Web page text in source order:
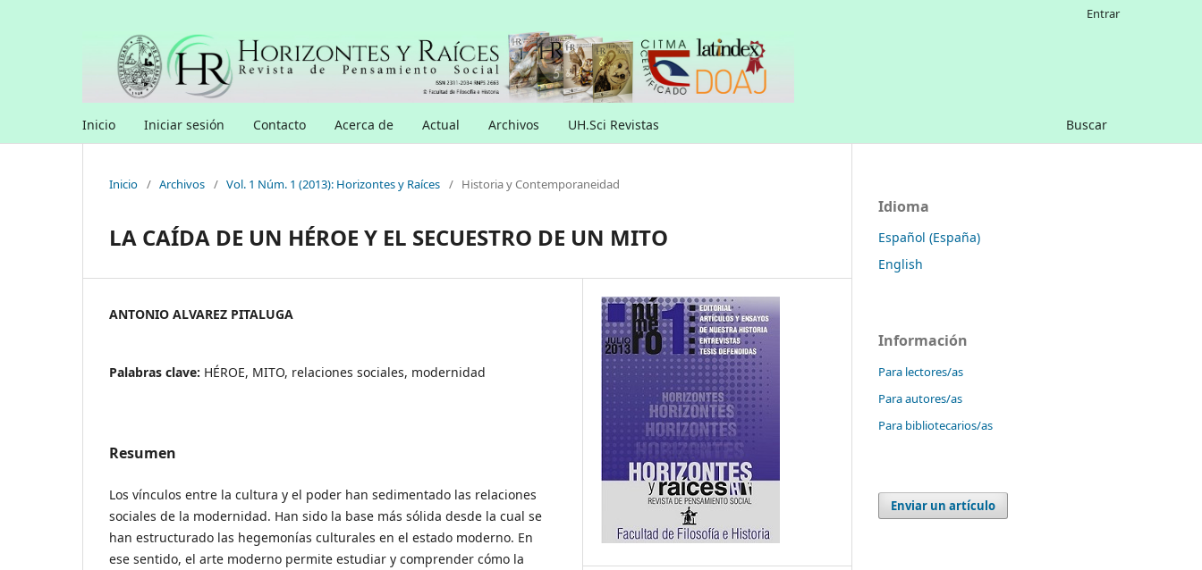
Inicio Iniciar sesión Contacto Acerca de Actual Archivos UH.Sci Revistas Buscar
Entrar
Inicio / Archivos / Vol. 1 Núm. 1 (2013): Horizontes y Raíces / Historia y Contemporaneidad
LA CAÍDA DE UN HÉROE Y EL SECUESTRO DE UN MITO
ANTONIO ALVAREZ PITALUGA
Palabras clave: HÉROE, MITO, relaciones sociales, modernidad
Resumen
Los vínculos entre la cultura y el poder han sedimentado las relaciones
sociales de la modernidad. Han sido la base más sólida desde la cual se
han estructurado las hegemonías culturales en el estado moderno. En
ese sentido, el arte moderno permite estudiar y comprender cómo la
Idioma
Español (España)
English
Información
Para lectores/as
Para autores/as
Para bibliotecarios/as
Enviar un artículo